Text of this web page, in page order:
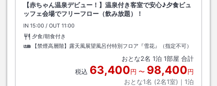
【赤ちゃん温泉デビュー！】温泉付き客室で安心♪夕食ビュ
ッフェ会場でフリーフロー（飲み放題）！
IN チェックイン
15:00 / OUT チェックアウト
11:00
夕食/朝食付き
【禁煙高層階】露天風展望風呂付特別フロア『雪花』（指定不可）
おとな2名 1泊 1部屋 合計
税込 63,400円 〜 98,400円
おとな1名 (2名1室)｜ 1泊